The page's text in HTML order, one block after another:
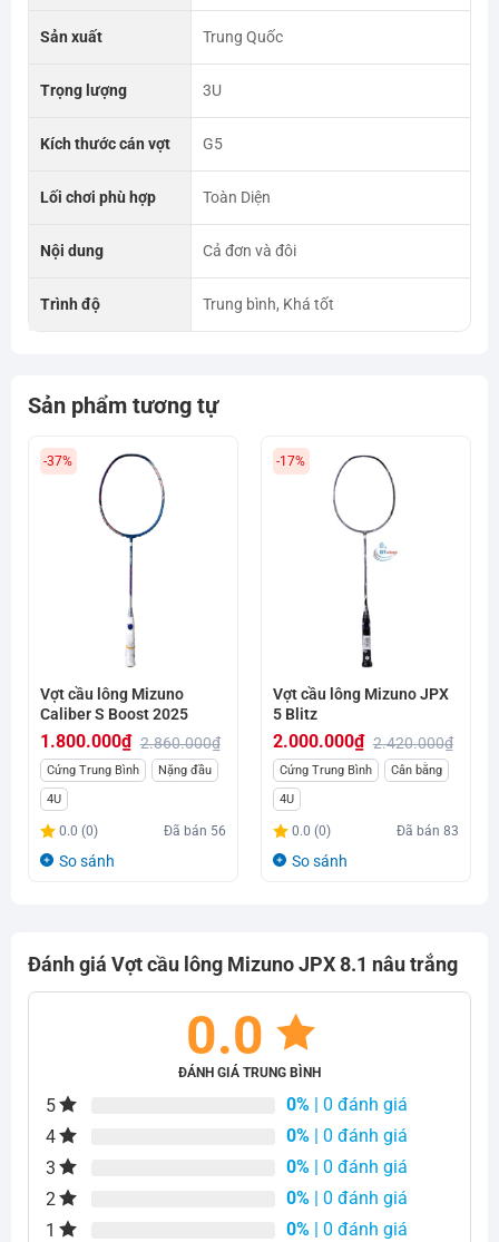
Sản xuất Trung Quốc
Trọng lượng 3U
Kích thước cán vợt G5
Lối chơi phù hợp Toàn Diện
Nội dung Cả đơn và đôi
Trình độ Trung bình, Khá tốt
Sản phẩm tương tự
-37%
Vợt cầu lông Mizuno
Caliber S Boost 2025
2.860.000₫
Giá
gốc
là:
2.860.000₫.
1.800.000₫
Giá
hiện
tại
là:
Cứng Trung Bình
Nặng đầu
4U
0.0 (0) Đã bán 56
So sánh
-17%
Vợt cầu lông Mizuno JPX
5 Blitz
2.420.000₫
Giá
gốc
là:
2.420.000₫.
2.000.000₫
Giá
hiện
tại
là:
Cứng Trung Bình
Cân bằng
4U
0.0 (0) Đã bán83
So sánh
Đánh giá Vợt cầu lông Mizuno JPX 8.1 nâu trắng
0.0
ĐÁNH GIÁ TRUNG BÌNH
5 0% | 0 đánh giá
4
0% | 0 đánh giá
3
0% | 0 đánh giá
2
0% | 0 đánh giá
1
0% | 0 đánh giá